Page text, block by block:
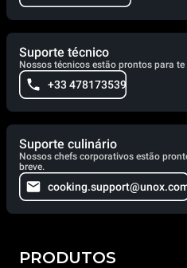
Suporte técnico
Nossos técnicos estão prontos para
+33 478173539
Suporte culinário
Nossos chefs corporativos estão
breve.
PRODUTOS